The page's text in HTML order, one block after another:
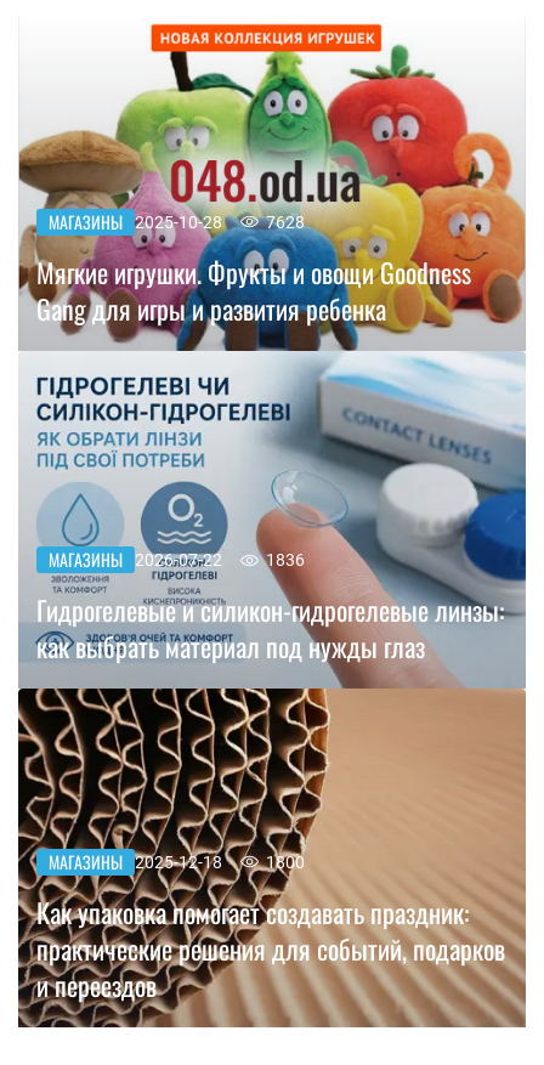
МАГАЗИНЫ 2025-10-28 7628
Мягкие игрушки. Фрукты и овощи Goodness
Gang для игры и развития ребенка
МАГАЗИНЫ 2026-07-22 1836
Гидрогелевые и силикон-гидрогелевые линзы:
как выбрать материал под нужды глаз
МАГАЗИНЫ 2025-12-18 1800
Как упаковка помогает создавать праздник:
практические решения для событий, подарков
и переездов